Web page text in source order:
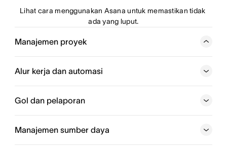
Lihat cara menggunakan Asana untuk memastikan tidak
ada yang luput.
Manajemen proyek
Lacak pekerjaan dari awal hingga akhir, jadi setiap tim
tetap selaras dan sesuai jadwal untuk mencapai golnya.
Alur kerja dan automasi
Gol dan pelaporan
Manajemen sumber daya